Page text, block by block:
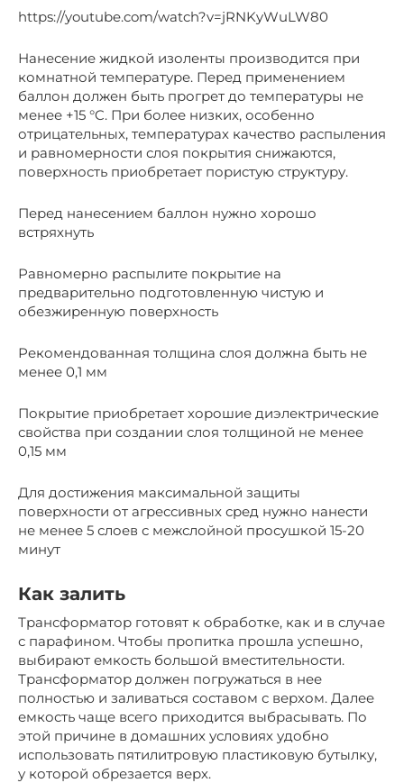
https://youtube.com/watch?v=jRNKyWuLW80
Нанесение жидкой изоленты производится при
комнатной температуре. Перед применением
баллон должен быть прогрет до температуры не
менее +15 °C. При более низких, особенно
отрицательных, температурах качество распыления
и равномерности слоя покрытия снижаются,
поверхность приобретает пористую структуру.
Перед нанесением баллон нужно хорошо
встряхнуть
Равномерно распылите покрытие на
предварительно подготовленную чистую и
обезжиренную поверхность
Рекомендованная толщина слоя должна быть не
менее 0,1 мм
Покрытие приобретает хорошие диэлектрические
свойства при создании слоя толщиной не менее
0,15 мм
Для достижения максимальной защиты
поверхности от агрессивных сред нужно нанести
не менее 5 слоев с межслойной просушкой 15-20
минут
Как залить
Трансформатор готовят к обработке, как и в случае
с парафином. Чтобы пропитка прошла успешно,
выбирают емкость большой вместительности.
Трансформатор должен погружаться в нее
полностью и заливаться составом с верхом. Далее
емкость чаще всего приходится выбрасывать. По
этой причине в домашних условиях удобно
использовать пятилитровую пластиковую бутылку,
у которой обрезается верх.